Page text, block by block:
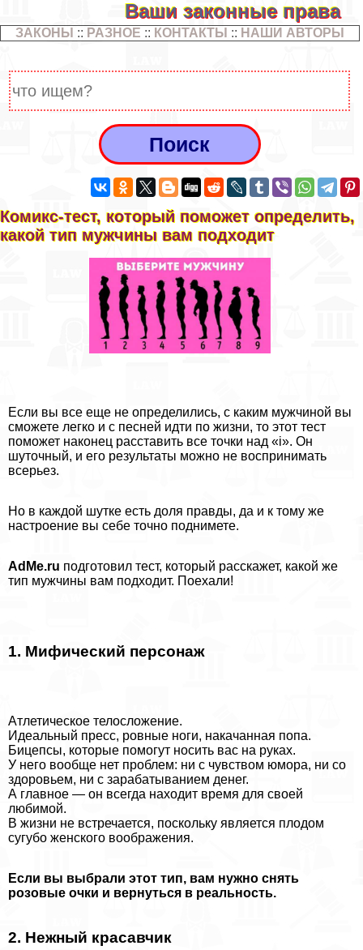
Ваши законные права
ЗАКОНЫ :: РАЗНОЕ :: КОНТАКТЫ :: НАШИ АВТОРЫ
Комикс-тест, который поможет определить,
какой тип мужчины вам подходит
Если вы все еще не определились, с каким мужчиной вы
сможете легко и с песней идти по жизни, то этот тест
поможет наконец расставить все точки над «i». Он
шуточный, и его результаты можно не воспринимать
всерьез.
Но в каждой шутке есть доля правды, да и к тому же
настроение вы себе точно поднимете.
AdMe.ru подготовил тест, который расскажет, какой же
тип мужчины вам подходит. Поехали!
1. Мифический персонаж
Атлетическое телосложение.
Идеальный пресс, ровные ноги, накачанная попа.
Бицепсы, которые помогут носить вас на руках.
У него вообще нет проблем: ни с чувством юмора, ни со
здоровьем, ни с заpaбатыванием денег.
А главное — он всегда находит время для своей
любимой.
В жизни не встречается, поскольку является плодом
сугубо женского воображения.
Если вы выбрали этот тип, вам нужно снять
розовые очки и вернуться в реальность.
2. Нежный красавчик